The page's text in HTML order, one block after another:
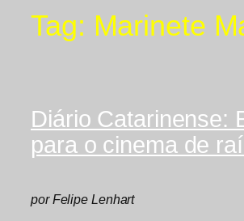
Tag: Marinete
Diário Catarinense:
para o cinema de
por Felipe Lenhart